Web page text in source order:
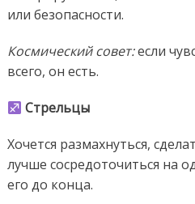
или безопасности.
Космический совет:если
всего, он есть.
Стрельцы
Хочется размахнуться,
лучше сосредоточиться на
его до конца.